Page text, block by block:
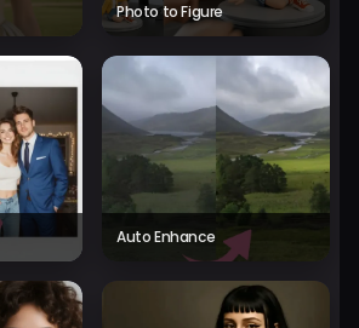
Photo to Figure
Auto Enhance